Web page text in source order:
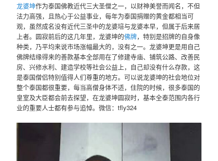
龙婆坤作为泰国佛教近代三大圣僧之一，以财神美誉而闻名，不但
法力高强，且热心于公益事业，每年为泰国捐赠的黄金都相当可
观，虽然成名没有近代三圣中的龙婆培与龙婆本早，但属于后来居
上者。圆寂前后的这几年里，龙婆坤的佛牌，特别是招牌的自身像
种类，乃平均来说市场涨幅最大的，没有之一。龙婆坤更是用自己
佛牌结缘得来的善款基本全部用在了修建寺庙、铺筑公路、改善民
房、兴修水利、建造学校等社会公益上，自己却没有什么存款，这
是泰国僧侣特别值得人们尊重的地方。可以说龙婆坤的社会地位对
整个泰国都很重要，每当高僧身体不适，住院的时候，很多泰国的
皇室及大臣都会前去探望，在龙婆坤圆寂时，基本全泰范围内各行
业的重要人士都有参与追悼。微信：tfly324